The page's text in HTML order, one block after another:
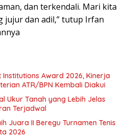
dan terkendali. Mari kita
jujur dan adil,” tutup Irfan
Award 2026, Kinerja
ATR/BPN Kembali Diakui
Ukur Tanah yang Lebih Jelas
Terjadwal
Juara II Beregu Turnamen Tenis
2026